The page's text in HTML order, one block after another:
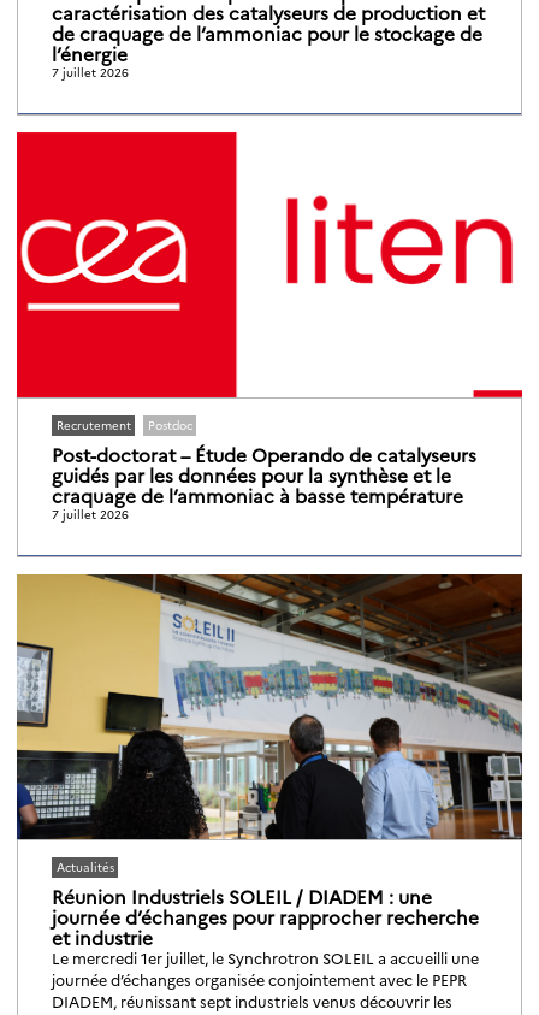
caractérisation des catalyseurs de production et
de craquage de l’ammoniac pour le stockage de
l’énergie
7 juillet 2026
Recrutement Postdoc
Post-doctorat – Étude Operando de catalyseurs
guidés par les données pour la synthèse et le
craquage de l’ammoniac à basse température
7 juillet 2026
Actualités
Réunion Industriels SOLEIL / DIADEM : une
journée d’échanges pour rapprocher recherche
et industrie
Le mercredi 1er juillet, le Synchrotron SOLEIL a accueilli une
journée d’échanges organisée conjointement avec le PEPR
DIADEM, réunissant sept industriels venus découvrir les